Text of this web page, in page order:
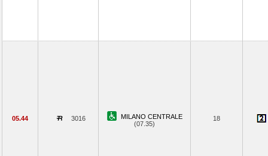
05.44 3016
MILANO CENTRALE
(07.35)
18